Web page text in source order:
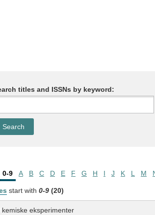
titles and ISSNs by keyword:
0-9 A B C D E F G H I J K L M
start with 0-9 (20)
kemiske eksperimenter